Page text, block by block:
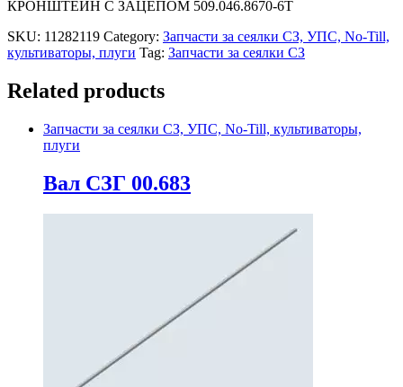
КРОНШТЕЙН C ЗАЦЕПОМ 509.046.8670-6Т
SKU: 11282119 Category: Запчасти за сеялки СЗ, УПС, No-Till,
культиваторы, плуги Tag: Запчасти за сеялки СЗ
Related products
Запчасти за сеялки СЗ, УПС, No-Till, культиваторы,
плуги
Вал СЗГ 00.683